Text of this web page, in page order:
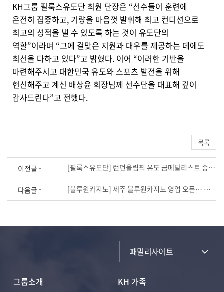
KH그룹 필룩스유도단 최원 단장은 “선수들이 훈련에
온전히 집중하고, 기량을 마음껏 발휘해 최고 컨디션으로
최고의 성적을 낼 수 있도록 하는 것이 유도단의
역할”이라며 “그에 걸맞은 지원과 대우를 제공하는 데에도
최선을 다하고 있다”고 밝혔다. 이어 “이러한 기반을
마련해주시고 대한민국 유도와 스포츠 발전을 위해
헌신해주고 계신 배상윤 회장님께 선수단을 대표해 깊이
감사드린다”고 전했다.
목록
이전글 [필룩스유도단] 런던올림픽 유도 금메달리스트 송대남, 용인대 유도학과 전임교원 임용 ...
다음글 [블루원카지노] 제주 블루원카지노 영업 오픈… 카지노 사업 본격 확대
그룹소개 KH 가족
패밀리사이트